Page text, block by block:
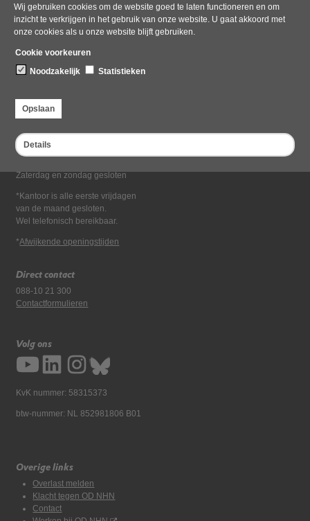
Wij gebruiken cookies om de website goed te laten functioneren en om
inzicht te verkrijgen in het gebruik van onze website. U gaat akkoord met
onze cookies als u onze website blijft gebruiken.
Cookie voorkeuren
Noodzakelijk
Statistieken
Opslaan
Details
Bezoekadres
Dampten 2, 1624 NR Hoorn
Postbus 2095, 1620 EB Hoorn
Openingstijden kantoor
Maandag tot en met vrijdag*
van 08:00 tot 16:30
Zaterdag en zondag gesloten
*Kantoor is alle eerste vrijdagen
van de maand gesloten.
Wel telefonisch bereikbaar.
*Afwijkende openingstijden
Direct contact
088-10 21 300
Contactformulieren
Volg ons
KvK nummer: 58315373
btw-nummer: NL 852981806 B01
Overige links
Overlast melden
Klacht tegen OD NHN
Contact